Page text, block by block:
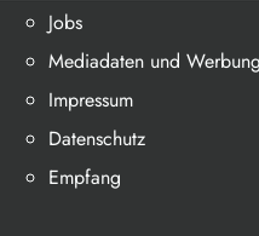
Jobs
Mediadaten und Werbung
Impressum
Datenschutz
Empfang